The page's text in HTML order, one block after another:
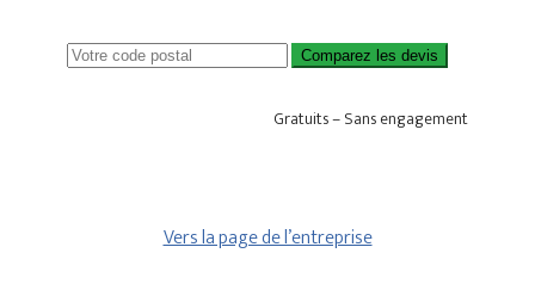
Comparez les devis
Gratuits – Sans engagement
Vers la page de l’entreprise